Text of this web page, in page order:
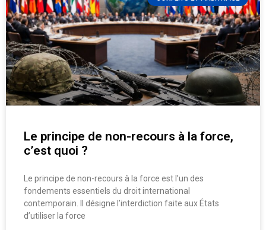
Le principe de non-recours à la force,
c’est quoi ?
Le principe de non-recours à la force est l’un des
fondements essentiels du droit international
contemporain. Il désigne l’interdiction faite aux États
d’utiliser la force